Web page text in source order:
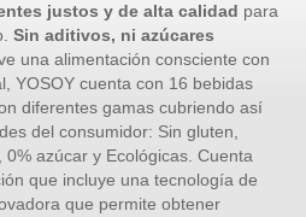
justos y de alta calidad para
Sin aditivos, ni azúcares
una alimentación consciente con
YOSOY cuenta con 16 bebidas
diferentes gamas cubriendo así
del consumidor: Sin gluten,
azúcar y Ecológicas. Cuenta
que incluye una tecnología de
que permite obtener